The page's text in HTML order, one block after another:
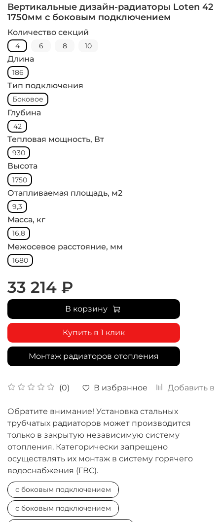
Вертикальные дизайн-радиаторы Loten 42
1750мм с боковым подключением
(0) В избранное Добавить в
Количество секций
4 6 8 10
Длина
186
Тип подключения
Боковое
Глубина
42
Тепловая мощность, Вт
930
Высота
1750
Отапливаемая площадь, м2
9,3
Масса, кг
16,8
Межосевое расстояние, мм
1680
33 214 ₽
В корзину
Купить в 1 клик
Монтаж радиаторов отопления
Обратите внимание! Установка стальных
трубчатых радиаторов может производится
только в закрытую независимую систему
отопления. Категорически запрещено
осуществлять их монтаж в систему горячего
водоснабжения (ГВС).
с боковым подключением
с боковым подключением